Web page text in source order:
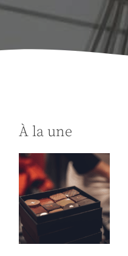
À la une